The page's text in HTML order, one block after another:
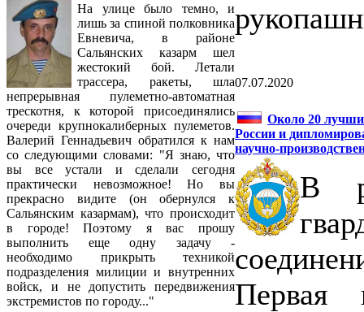
На улице было темно, и
лишь за спиной полковника
Евневича, в районе
Сальянских казарм шел
жестокий бой. Летали
трассера, ракеты, шла
непрерывная пулеметно-автоматная
трескотня, к которой присоединялись
очереди крупнокалиберных пулеметов.
Валерий Геннадьевич обратился к нам
со следующими словами: "Я знаю, что
вы все устали и сделали сегодня
практически невозможное! Но вы
прекрасно видите (он обернулся к
Сальянским казармам), что происходит
в городе! Поэтому я вас прошу
выполнить еще одну задачу -
необходимо прикрыть техникой
подразделения милиции и внутренних
войск, и не допустить передвижения
экстремистов по городу..."
07.07.2020
Около 20
России и
научно-
В
Первая